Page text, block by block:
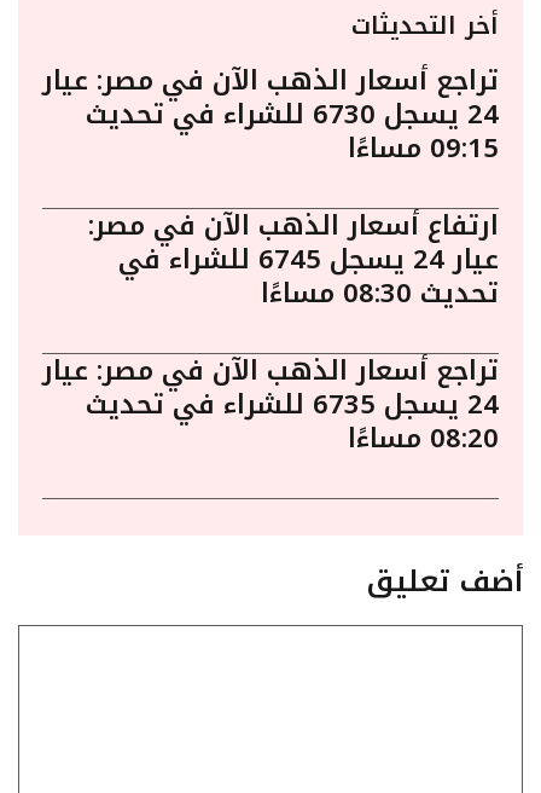
أخر التحديثات
تراجع أسعار الذهب الآن في مصر: عيار
24 يسجل 6730 للشراء في تحديث
09:15 مساءًا
ارتفاع أسعار الذهب الآن في مصر:
عيار 24 يسجل 6745 للشراء في
تحديث 08:30 مساءًا
تراجع أسعار الذهب الآن في مصر: عيار
24 يسجل 6735 للشراء في تحديث
08:20 مساءًا
أضف تعليق